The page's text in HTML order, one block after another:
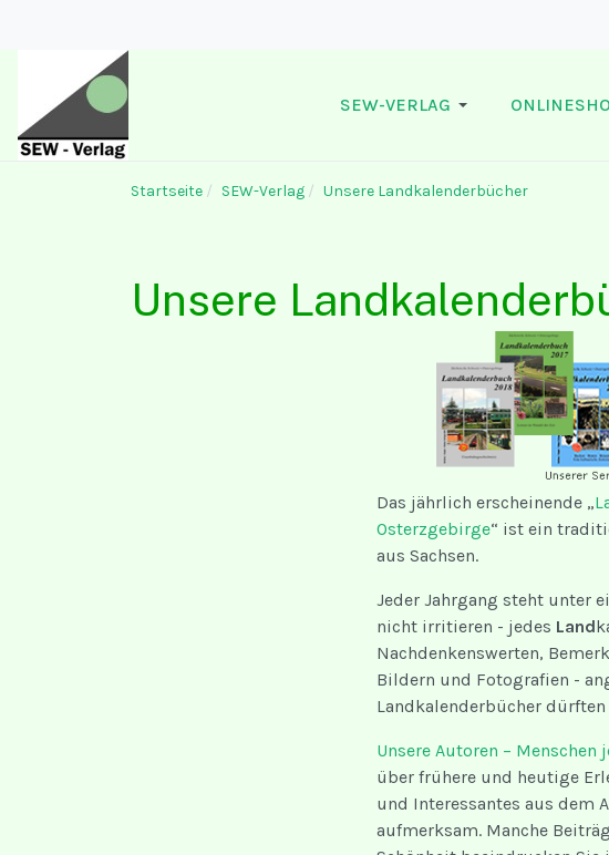
SEW-VERLAG
Startseite SEW-Verlag Unsere Landkalenderbücher
Unsere
Das jährlich erscheinende „
Osterzgebirge“ ist ein
aus Sachsen.
Jeder Jahrgang steht unter
nicht irritieren - jedes Land
Nachdenkenswerten,
Bildern und Fotografien -
Landkalenderbücher
Unsere Autoren –
über frühere und heutige
und Interessantes aus dem
aufmerksam. Manche